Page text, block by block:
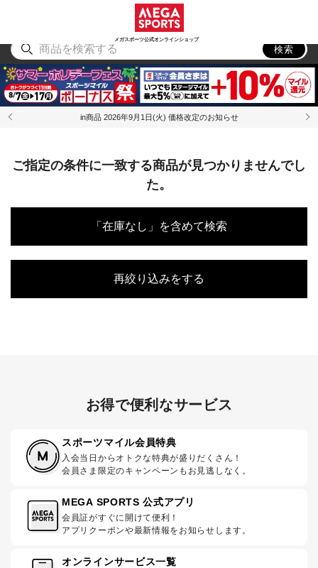
メガスポーツ公式オンラインショップ
アウトドア
検索
in商品 2026年9月1日(火) 価格改定のお知らせ
ご指定の条件に一致する商品が見つかりませんでし
た。
「在庫なし」を含めて検索
再絞り込みをする
お得で便利なサービス
スポーツマイル会員特典
入会当日からオトクな特典が盛りだくさん！
会員さま限定のキャンペーンもお見逃しなく。
MEGA SPORTS 公式アプリ
会員証がすぐに開けて便利！
アプリクーポンや最新情報をお知らせします。
オンラインサービス一覧